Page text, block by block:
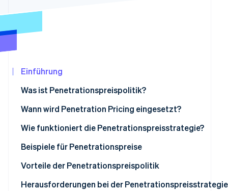
Identity
Online-Identitätsprüfung
Erfahren Sie, wie Stripe Lösungen für
Einführung
Was ist Penetrationspreispolitik?
Wann wird Penetration Pricing eingesetzt?
Wie funktioniert die Penetrationspreisstrategie?
Beispiele für Penetrationspreise
Vorteile der Penetrationspreispolitik
Herausforderungen bei der Penetrationspreisstrategie